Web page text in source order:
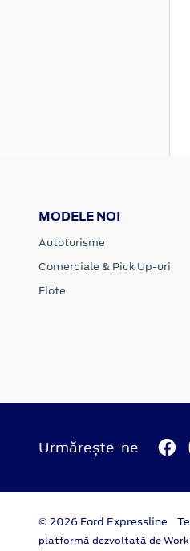
MODELE NOI
Autoturisme
Comerciale & Pick Up-uri
Flote
Urmărește-ne
© 2026 Ford Expressline
platformă dezvoltată de